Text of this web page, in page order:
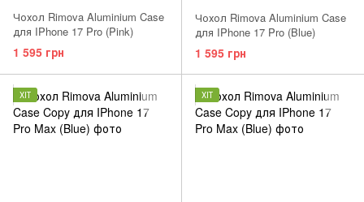
Чохол Rimova Aluminium Case
для IPhone 17 Pro (Pink)
1 595 грн
Чохол Rimova Aluminium Case
для IPhone 17 Pro (Blue)
1 595 грн
ХІТ ХІТ